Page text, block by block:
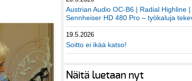
Austrian Audio OC-B6 | Radial Highline |
Sennheiser HD 480 Pro – työkaluja
19.5.2026
Soitto ei ikää katso!
Näitä luetaan nyt